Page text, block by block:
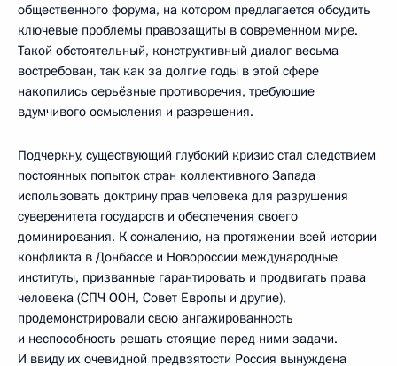
общественного форума, на котором предлагается обсудить
ключевые проблемы правозащиты в современном мире.
Такой обстоятельный, конструктивный диалог весьма
востребован, так как за долгие годы в этой сфере
накопились серьёзные противоречия, требующие
вдумчивого осмысления и разрешения.
Подчеркну, существующий глубокий кризис стал следствием
постоянных попыток стран коллективного Запада
использовать доктрину прав человека для разрушения
суверенитета государств и обеспечения своего
доминирования. К сожалению, на протяжении всей истории
конфликта в Донбассе и Новороссии международные
институты, призванные гарантировать и продвигать права
человека (СПЧ ООН, Совет Европы и другие),
продемонстрировали свою ангажированность
и неспособность решать стоящие перед ними задачи.
И ввиду их очевидной предвзятости Россия вынуждена